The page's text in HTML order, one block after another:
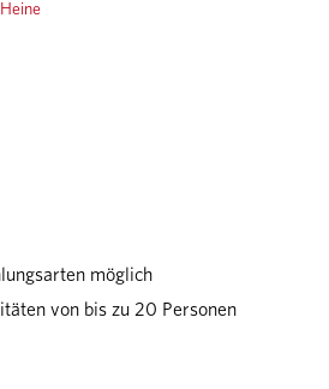
Heine
möglich
von bis zu 20 Personen